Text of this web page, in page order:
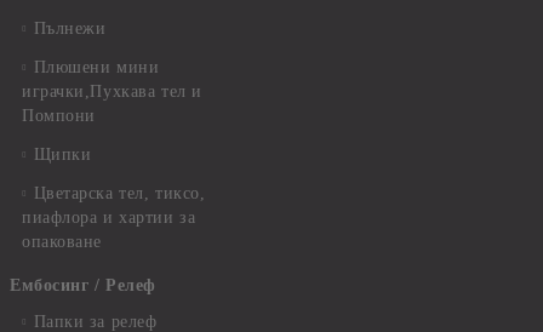
Пълнежи
Плюшени мини
играчки,Пухкава тел и
Помпони
Щипки
Цветарска тел, тиксо,
пиафлора и хартии за
опаковане
Ембосинг / Релеф
Папки за релеф